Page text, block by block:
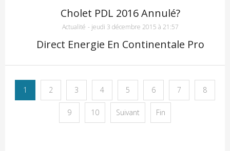
Cholet PDL 2016 Annulé?
Actualité - jeudi 3 décembre 2015 à 21:57
Direct Energie En Continentale Pro
1 2 3 4 5 6 7 8
9 10 Suivant Fin